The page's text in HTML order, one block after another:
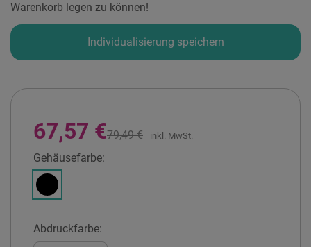
Warenkorb legen zu können!
Individualisierung speichern
67,57 €79,49 € inkl. MwSt.
Gehäusefarbe:
Schwarz
Abdruckfarbe: